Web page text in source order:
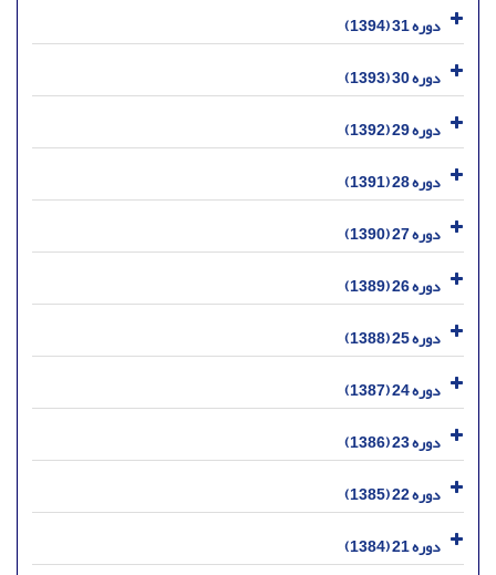
دوره 31 (1394)
دوره 30 (1393)
دوره 29 (1392)
دوره 28 (1391)
دوره 27 (1390)
دوره 26 (1389)
دوره 25 (1388)
دوره 24 (1387)
دوره 23 (1386)
دوره 22 (1385)
دوره 21 (1384)